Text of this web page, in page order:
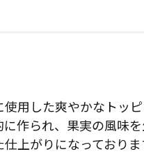
用した爽やかなトッピ
作られ、果実の風味
上がりになっておりま